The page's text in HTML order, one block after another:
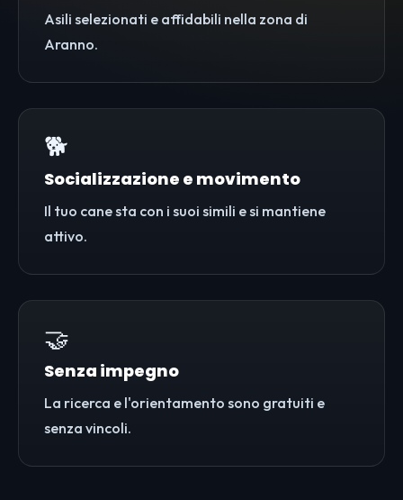
Asili selezionati e affidabili nella zona di
Aranno.
🐕
Socializzazione e movimento
Il tuo cane sta con i suoi simili e si mantiene
attivo.
🤝
Senza impegno
La ricerca e l'orientamento sono gratuiti e
senza vincoli.